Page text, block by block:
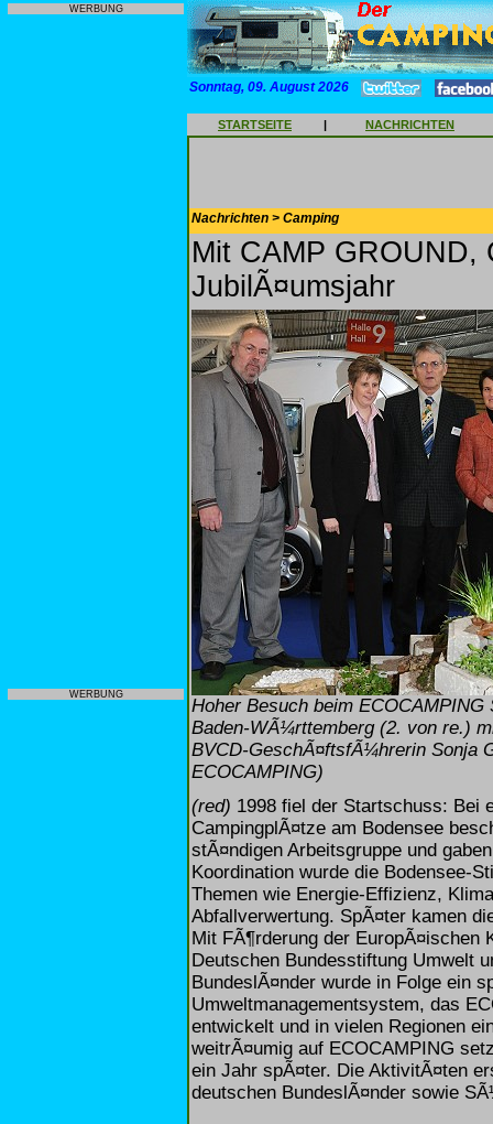
WERBUNG
WERBUNG
Sonntag, 09. August 2026
STARTSEITE | NACHRICHTEN
Nachrichten > Camping
Mit CAMP GROUND,
JubilÃ¤umsjahr
Hoher Besuch beim
Baden-WÃ¼rttemberg (2. von re.)
BVCD-GeschÃ¤ftsfÃ¼hrerin Sonja
ECOCAMPING)
(red) 1998 fiel der Startschuss: Bei
CampingplÃ¤tze am Bodensee
stÃ¤ndigen Arbeitsgruppe und
Koordination wurde die Bodensee-
Themen wie Energie-Effizienz,
Abfallverwertung. SpÃ¤ter kamen
Mit FÃ¶rderung der EuropÃ¤ischen
Deutschen Bundesstiftung Umwelt
BundeslÃ¤nder wurde in Folge ein
Umweltmanagementsystem, das
entwickelt und in vielen Regionen
weitrÃ¤umig auf ECOCAMPING
ein Jahr spÃ¤ter. Die AktivitÃ¤ten
deutschen BundeslÃ¤nder sowie